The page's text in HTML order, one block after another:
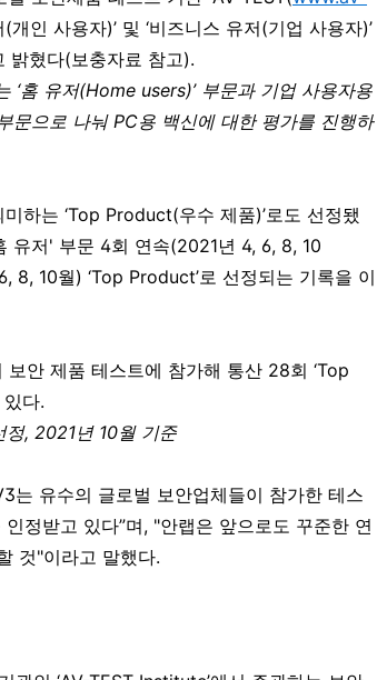
(개인 사용자)’ 및 ‘비즈니스 유저(기업 사용자)’
밝혔다(보충자료 참고).
‘홈 유저(Home users)’ 부문과 기업 사용자용
문으로 나눠PC용 백신에 대한 평가를 진행하
하는 ‘Top Product(우수 제품)’로도 선정됐
유저' 부문 4회 연속(2021년 4, 6, 8, 10
8, 10월) ‘Top Product’로 선정되는 기록을 이
보안 제품 테스트에 참가해 통산 28회 ‘Top
있다.
정, 2021년10월 기준
는 유수의 글로벌 보안업체들이 참가한 테스
정받고 있다”며, "안랩은 앞으로도 꾸준한 연
것"이라고 말했다.